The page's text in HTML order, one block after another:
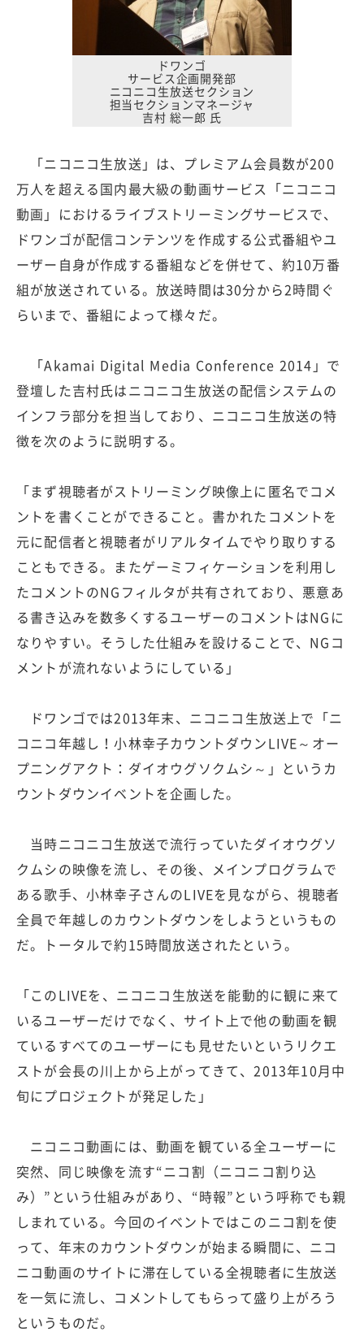
ドワンゴ
サービス企画開発部
ニコニコ生放送セクション
担当セクションマネージャ
吉村 総一郎 氏
「ニコニコ生放送」は、プレミアム会員数が200
万人を超える国内最大級の動画サービス「ニコニコ
動画」におけるライブストリーミングサービスで、
ドワンゴが配信コンテンツを作成する公式番組やユ
ーザー自身が作成する番組などを併せて、約10万番
組が放送されている。放送時間は30分から2時間ぐ
らいまで、番組によって様々だ。
「Akamai Digital Media Conference 2014」で
登壇した吉村氏はニコニコ生放送の配信システムの
インフラ部分を担当しており、ニコニコ生放送の特
徴を次のように説明する。
「まず視聴者がストリーミング映像上に匿名でコメ
ントを書くことができること。書かれたコメントを
元に配信者と視聴者がリアルタイムでやり取りする
こともできる。またゲーミフィケーションを利用し
たコメントのNGフィルタが共有されており、悪意あ
る書き込みを数多くするユーザーのコメントはNGに
なりやすい。そうした仕組みを設けることで、NGコ
メントが流れないようにしている」
ドワンゴでは2013年末、ニコニコ生放送上で「ニ
コニコ年越し！小林幸子カウントダウンLIVE～オー
プニングアクト：ダイオウグソクムシ～」というカ
ウントダウンイベントを企画した。
当時ニコニコ生放送で流行っていたダイオウグソ
クムシの映像を流し、その後、メインプログラムで
ある歌手、小林幸子さんのLIVEを見ながら、視聴者
全員で年越しのカウントダウンをしようというもの
だ。トータルで約15時間放送されたという。
「このLIVEを、ニコニコ生放送を能動的に観に来て
いるユーザーだけでなく、サイト上で他の動画を観
ているすべてのユーザーにも見せたいというリクエ
ストが会長の川上から上がってきて、2013年10月中
旬にプロジェクトが発足した」
ニコニコ動画には、動画を観ている全ユーザーに
突然、同じ映像を流す“ニコ割（ニコニコ割り込
み）”という仕組みがあり、“時報”という呼称でも親
しまれている。今回のイベントではこのニコ割を使
って、年末のカウントダウンが始まる瞬間に、ニコ
ニコ動画のサイトに滞在している全視聴者に生放送
を一気に流し、コメントしてもらって盛り上がろう
というものだ。